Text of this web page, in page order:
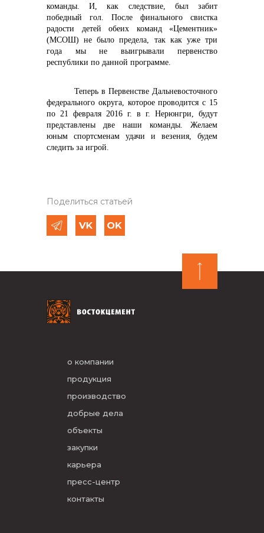
команды. И, как следствие, был забит
победный гол. После финального свистка
радости детей обеих команд «Цементник»
(МСОШ) не было предела, так как уже три
года мы не выигрывали первенство
республики по данной программе.
Теперь в Первенстве Дальневосточного
федерального округа, которое проводится с 15
по 21 февраля 2016 г. в г. Нерюнгри, будут
представлены две наши команды. Желаем
юным спортсменам удачи и везения, будем
следить за игрой.
Поделиться статьей
о компании
продукция
производство
добрые дела
объекты
закупки
карьера
пресс-центр
контакты